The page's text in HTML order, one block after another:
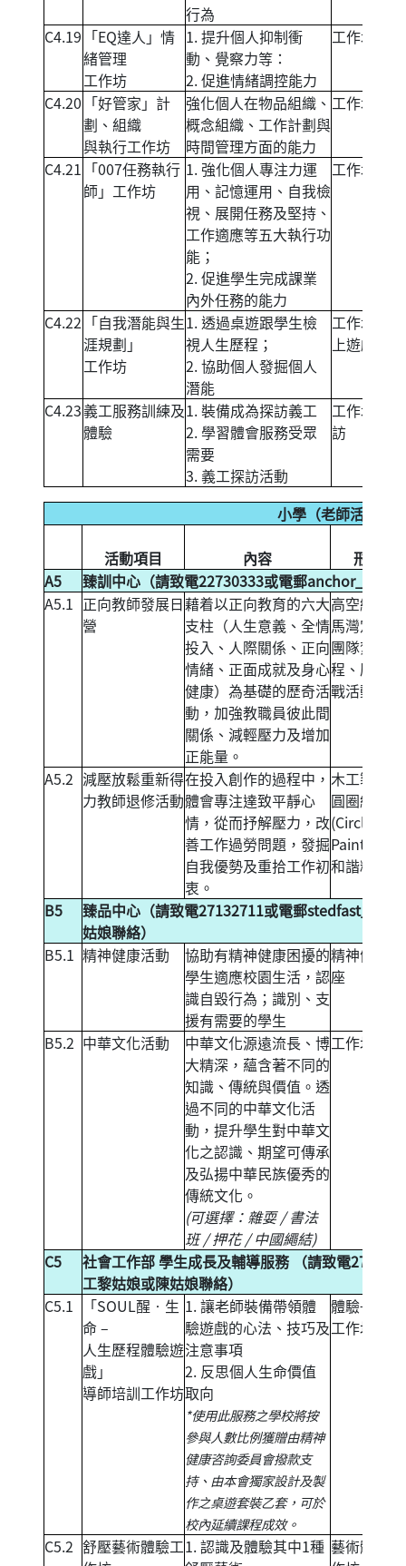
行為
C4.19 「EQ達人」情
緒管理
工作坊
1. 提升個人抑制衝
動、覺察力等：
2. 促進情緒調控能力
工作坊
C4.20 「好管家」計
劃、組織
與執行工作坊
強化個人在物品組織、
概念組織、工作計劃與
時間管理方面的能力
工作坊
C4.21 「007任務執行
師」工作坊
1. 強化個人專注力運
用、記憶運用、自我檢
視、展開任務及堅持、
工作適應等五大執行功
能；
2. 促進學生完成課業
內外任務的能力
工作坊
C4.22 「自我潛能與生
涯規劃」
工作坊
1. 透過桌遊跟學生檢
視人生歷程；
2. 協助個人發掘個人
潛能
工作坊+桌
上遊戲
C4.23義工服務訓練及
體驗
1. 裝備成為探訪義工
2. 學習體會服務受眾
需要
3. 義工探訪活動
工作坊+探
訪
小學（老師活動）
活動項目 內容
形式
A5
臻訓中心（請致電22730333或電郵
A5.1 正向教師發展日
營
藉着以正向教育的六大
支柱（人生意義、全情
投入、人際關係、正向
情緒、正面成就及身心
健康）為基礎的歷奇活
動，加強教職員彼此間
關係、減輕壓力及增加
正能量。
高空繩網、
馬灣定向、
團隊紮作工
程、歷奇挑
戰活動。
A5.2 減壓放鬆重新得
力教師退修活動
在投入創作的過程中，
體會專注達致平靜心
情，從而抒解壓力，改
善工作過勞問題，發掘
自我優勢及重拾工作初
衷。
木工製作、
圓圈繪畫
(Circle
Painting)、
和諧粉彩。
B5 臻品中心（請致電27132711或電郵
姑娘聯絡）
B5.1 精神健康活動
協助有精神健康困擾的
學生適應校園生活，認
識自毀行為；識別、支
援有需要的學生
精神健康講
座
B5.2 中華文化活動
中華文化源遠流長、博
大精深，蘊含著不同的
知識、傳統與價值。透
過不同的中華文化活
動，提升學生對中華文
化之認識、期望可傳承
及弘揚中華民族優秀的
傳統文化。
(可選擇：雜耍 / 書法
班 / 押花 / 中國繩結)
工作坊
C5
社會工作部 學生成長及輔導服務 （請致電
工黎姑娘或陳姑娘聯絡）
C5.1
「SOUL醒‧生
命 –
人生歷程體驗遊
戲」
導師培訓工作坊
1. 讓老師裝備帶領體
驗遊戲的心法、技巧及
注意事項
2. 反思個人生命價值
取向
*使用此服務之學校將按
參與人數比例獲贈由精神
健康咨詢委員會撥款支
持、由本會獨家設計及製
作之桌遊套裝乙套，可於
校內延續課程成效。
體驗+培訓
工作坊
C5.2 舒壓藝術體驗工1. 認識及體驗其中1種 藝術體驗工